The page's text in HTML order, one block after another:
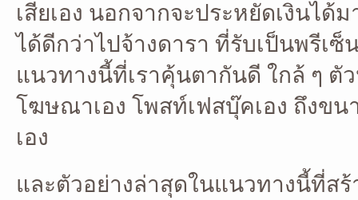
เสียเอง นอกจากจะประหยัดเงินไ
ได้ดีกว่าไปจ้างดารา ที่รับเป็นพรีเ
แนวทางนี้ที่เราคุ้นตากันดี ใกล้ ๆ ตั
โฆษณาเอง โพสท์เฟสบุ๊คเอง ถึงข
เอง
และตัวอย่างล่าสุดในแนวทางนี้ที่ส